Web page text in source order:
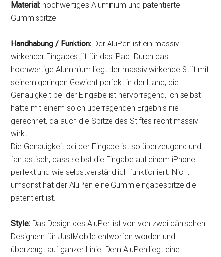
Material: hochwertiges Aluminium und patentierte
Gummispitze
Handhabung / Funktion: Der AluPen ist ein massiv
wirkender Eingabestift für das iPad. Durch das
hochwertige Aluminium liegt der massiv wirkende Stift mit
seinem geringen Gewicht perfekt in der Hand, die
Genauigkeit bei der Eingabe ist hervorragend, ich selbst
hätte mit einem solch überragenden Ergebnis nie
gerechnet, da auch die Spitze des Stiftes recht massiv
wirkt.
Die Genauigkeit bei der Eingabe ist so überzeugend und
fantastisch, dass selbst die Eingabe auf einem iPhone
perfekt und wie selbstverständlich funktioniert. Nicht
umsonst hat der AluPen eine Gummieingabespitze die
patentiert ist.
Style: Das Design des AluPen ist von von zwei dänischen
Designern für JustMobile entworfen worden und
überzeugt auf ganzer Linie. Dem AluPen liegt eine